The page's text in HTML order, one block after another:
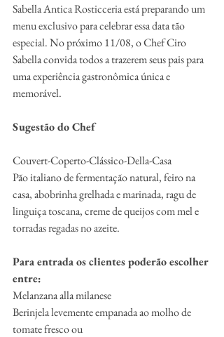
Sabella Antica Rosticceria está preparando um
menu exclusivo para celebrar essa data tão
especial. No próximo 11/08, o Chef Ciro
Sabella convida todos a trazerem seus pais para
uma experiência gastronômica única e
memorável.
Sugestão do Chef
Couvert-Coperto-Clássico-Della-Casa
Pão italiano de fermentação natural, feiro na
casa, abobrinha grelhada e marinada, ragu de
linguiça toscana, creme de queijos com mel e
torradas regadas no azeite.
Para entrada os clientes poderão escolher
entre:
Melanzana alla milanese
Berinjela levemente empanada ao molho de
tomate fresco ou